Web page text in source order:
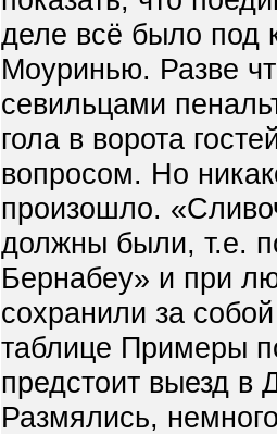
деле всё было под
Моуринью. Разве
севильцами
гола в ворота
вопросом. Но
произошло.
должны были, т.е.
Бернабеу» и при
сохранили за
таблице Примеры
предстоит выезд в
Размялись,